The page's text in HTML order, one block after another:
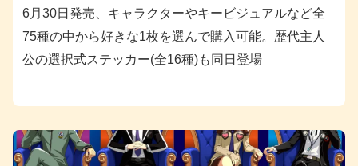
6月30日発売、キャラクターやキービジュアルなど全
75種の中から好きな1枚を選んで購入可能。歴代主人
公の選択式ステッカー(全16種)も同日登場